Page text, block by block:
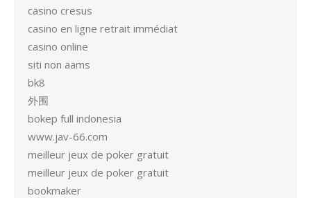
casino cresus
casino en ligne retrait immédiat
casino online
siti non aams
bk8
外围
bokep full indonesia
www.jav-66.com
meilleur jeux de poker gratuit
meilleur jeux de poker gratuit
bookmaker